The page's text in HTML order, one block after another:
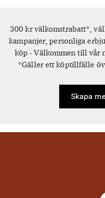
300 kr välkomstrabatt*,
kampanjer, personliga
köp - Välkommen till vår
*Gäller ett köptillfälle
Skapa